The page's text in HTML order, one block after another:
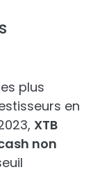
plus
en
XTB
non